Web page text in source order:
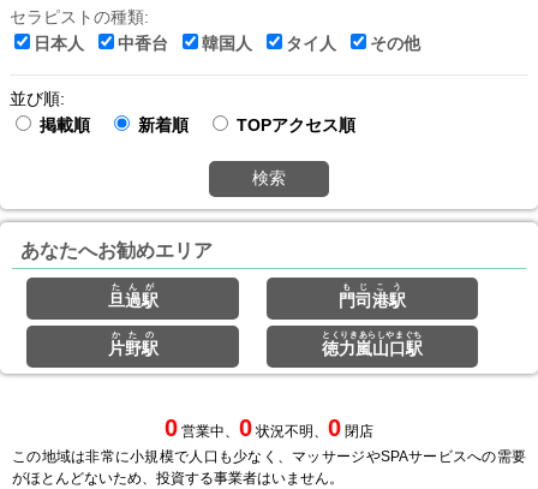
セラピストの種類:
日本人
中香台 韓国人 タイ人 その他
並び順:
掲載順
新着順 TOPアクセス順
検索
あなたへお勧めエリア
旦過駅
たんが
門司港駅
もじこう
片野駅
かたの
徳力嵐山口駅
とくりきあらしやまぐち
0 営業中、 0 状況不明、 0 閉店
この地域は非常に小規模で人口も少なく、マッサージやSPAサービスへの需要
がほとんどないため、投資する事業者はいません。